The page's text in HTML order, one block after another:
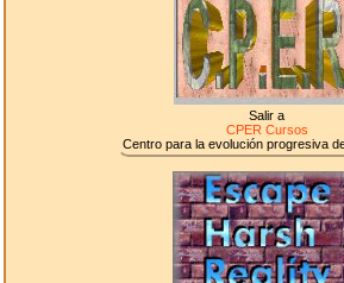
Salir a
CPER Cursos
Centro para la evolución progresiva